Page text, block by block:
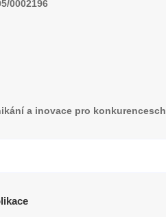
0002196
a inovace pro